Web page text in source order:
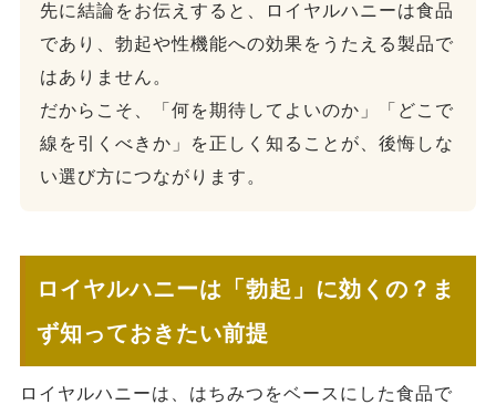
先に結論をお伝えすると、ロイヤルハニーは食品
であり、勃起や性機能への効果をうたえる製品で
はありません。
だからこそ、「何を期待してよいのか」「どこで
線を引くべきか」を正しく知ることが、後悔しな
い選び方につながります。
ロイヤルハニーは「勃起」に効くの？ま
ず知っておきたい前提
ロイヤルハニーは、はちみつをベースにした食品で